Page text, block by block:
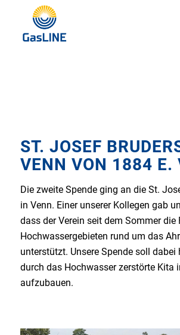
ST. JOSEF
VENN VON 1884 E.
Die zweite Spende ging an die St.
in Venn. Einer unserer Kollegen gab
dass der Verein seit dem Sommer die
Hochwassergebieten rund um das
unterstützt. Unsere Spende soll dabei
durch das Hochwasser zerstörte Kita
aufzubauen.